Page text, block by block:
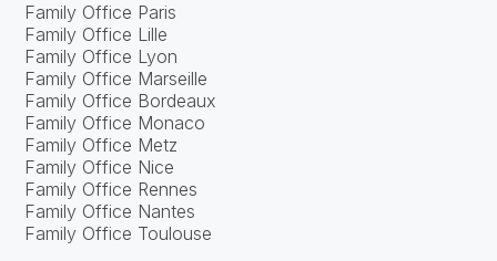
Family Office Paris
Family Office Lille
Family Office Lyon
Family Office Marseille
Family Office Bordeaux
Family Office Monaco
Family Office Metz
Family Office Nice
Family Office Rennes
Family Office Nantes
Family Office Toulouse